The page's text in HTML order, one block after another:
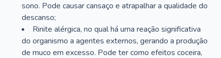
sono. Pode causar cansaço e atrapalhar a qualidade do
descanso;
Rinite alérgica, no qual há uma reação significativa
do organismo a agentes externos, gerando a produção
de muco em excesso. Pode ter como efeitos coceira,